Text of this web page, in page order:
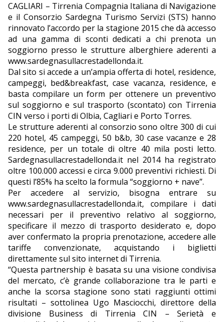
CAGLIARI – Tirrenia Compagnia Italiana di Navigazione
e il Consorzio Sardegna Turismo Servizi (STS) hanno
rinnovato l’accordo per la stagione 2015 che dà accesso
ad una gamma di sconti dedicati a chi prenota un
soggiorno presso le strutture alberghiere aderenti a
www.sardegnasullacrestadellonda.it.
Dal sito si accede a un’ampia offerta di hotel, residence,
campeggi, bed&breakfast, case vacanza, residence, e
basta compilare un form per ottenere un preventivo
sul soggiorno e sul trasporto (scontato) con Tirrenia
CIN verso i porti di Olbia, Cagliari e Porto Torres.
Le strutture aderenti al consorzio sono oltre 300 di cui
220 hotel, 45 campeggi, 50 b&b, 30 case vacanze e 28
residence, per un totale di oltre 40 mila posti letto.
Sardegnasullacrestadellonda.it nel 2014 ha registrato
oltre 100.000 accessi e circa 9.000 preventivi richiesti. Di
questi l’85% ha scelto la formula “soggiorno + nave”.
Per accedere al servizio, bisogna entrare su
www.sardegnasullacrestadellonda.it, compilare i dati
necessari per il preventivo relativo al soggiorno,
specificare il mezzo di trasporto desiderato e, dopo
aver confermato la propria prenotazione, accedere alle
tariffe convenzionate, acquistando i biglietti
direttamente sul sito internet di Tirrenia.
“Questa partnership è basata su una visione condivisa
del mercato, c’è grande collaborazione tra le parti e
anche la scorsa stagione sono stati raggiunti ottimi
risultati – sottolinea Ugo Masciocchi, direttore della
divisione Business di Tirrenia CIN – Serietà e